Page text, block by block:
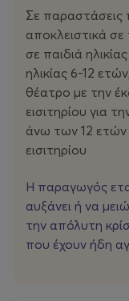
του ρεαλισμού,
έργου. Είναι
χαιρετάμε
κρύβουν «στην
Και τι κάνουν
Αλίκη;
λιγουλάκι
τέσσερα
μπαμπάς -που
κόσμο- αναζητούν
Σε παραστάσεις
αποκλειστικά σε
σε παιδιά
ηλικίας 6-12
θέατρο με την
εισιτηρίου για
άνω των 12 ετών
εισιτηρίου
Η παραγωγός
αυξάνει ή να
την απόλυτη
που έχουν ήδη